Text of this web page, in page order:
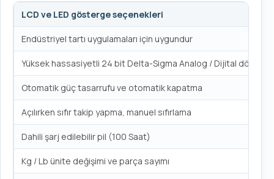
LCD ve LED gösterge seçenekleri
Endüstriyel tartı uygulamaları için uygundur
Yüksek hassasiyetli 24 bit Delta-Sigma Analog / Dijital
Otomatik güç tasarrufu ve otomatik kapatma
Açılırken sıfır takip yapma, manuel sıfırlama
Dahili şarj edilebilir pil (100 Saat)
Kg / Lb ünite değişimi ve parça sayımı